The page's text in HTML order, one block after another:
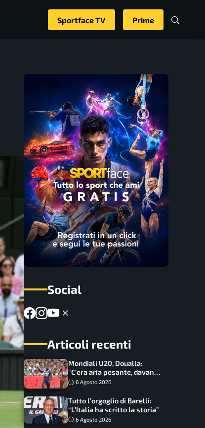
Sportface TV Prime
Social
Articoli recenti
Mondiali U20, Doualla:
“C’era aria pesante, davano
le mascherine! Finale? Non
6 Agosto 2026
Tutto l’orgoglio di Barelli:
“L’Italia ha scritto la storia”
6 Agosto 2026